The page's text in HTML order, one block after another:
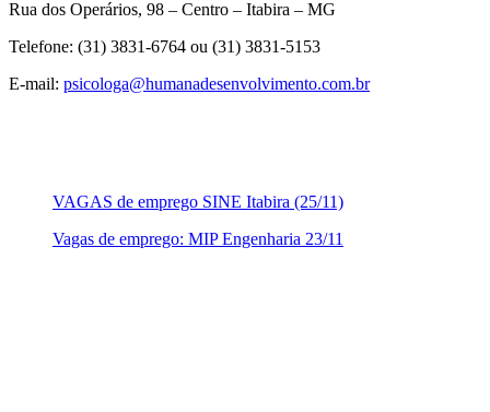
Rua dos Operários, 98 – Centro – Itabira – MG
Telefone: (31) 3831-6764 ou (31) 3831-5153
E-mail: psicologa@humanadesenvolvimento.com.br
VAGAS de emprego SINE Itabira (25/11)
Vagas de emprego: MIP Engenharia 23/11